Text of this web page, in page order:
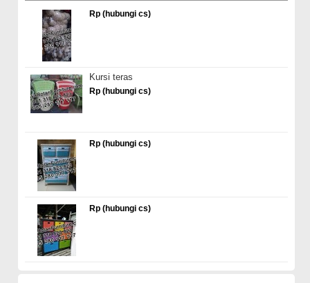
Rp (hubungi cs)
Kursi teras
Rp (hubungi cs)
Rp (hubungi cs)
Rp (hubungi cs)